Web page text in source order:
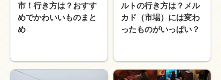
市！行き方は？おすす
めでかわいいものまと
め
ルトの行き方は？メル
カド（市場）には変わ
ったものがいっぱい？